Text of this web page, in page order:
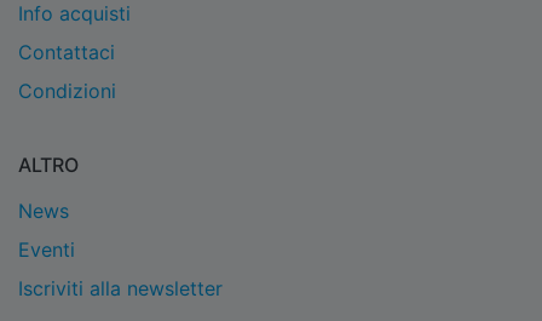
Info acquisti
Contattaci
Condizioni
ALTRO
News
Eventi
Iscriviti alla newsletter